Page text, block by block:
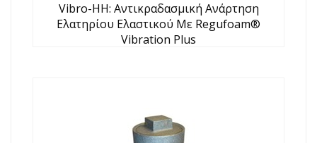
Vibro-HH: Αντικραδασμική Ανάρτηση
Ελατηρίου Ελαστικού Με Regufoam®
Vibration Plus